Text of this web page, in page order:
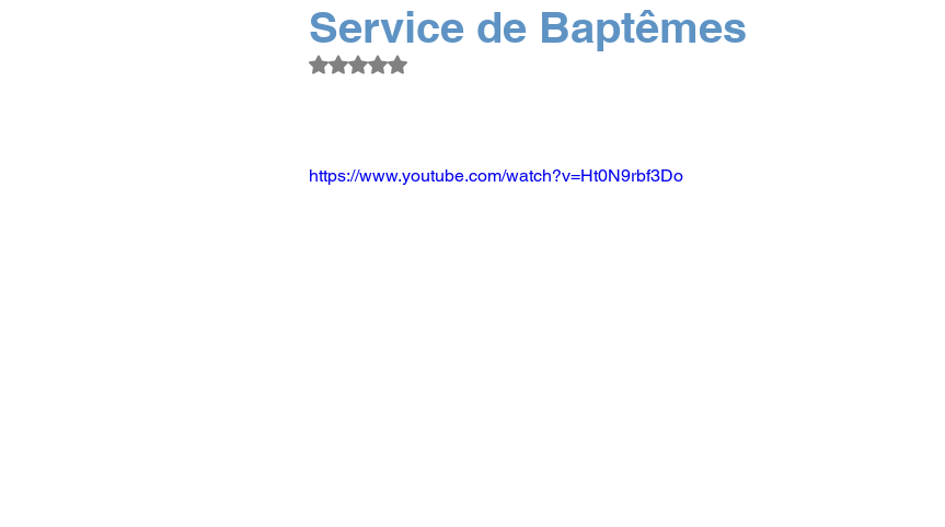
Service de Baptêmes
Noté NaN étoiles sur 5.
https://www.youtube.com/watch?v=Ht0N9rbf3Do